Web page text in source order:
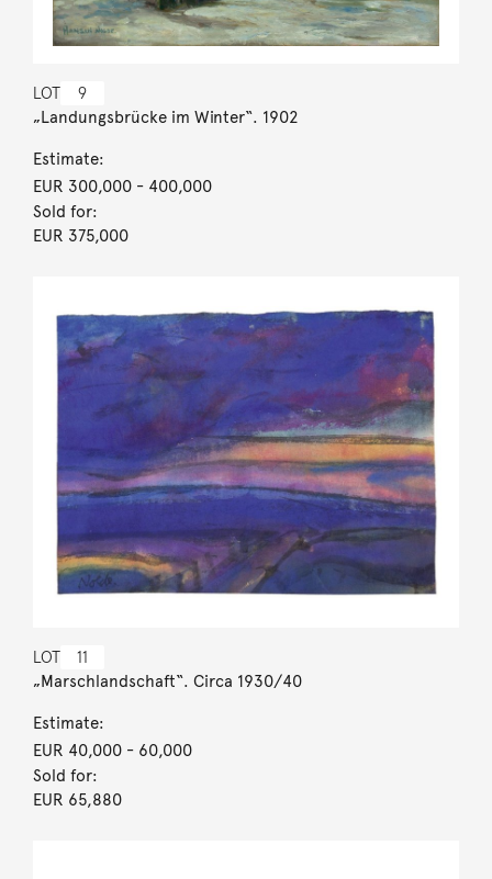
LOT 9
„Landungsbrücke im Winter“. 1902
Estimate:
EUR 300,000- 400,000
Sold for:
EUR 375,000
LOT 11
„Marschlandschaft“. Circa 1930/40
Estimate:
EUR 40,000- 60,000
Sold for:
EUR 65,880